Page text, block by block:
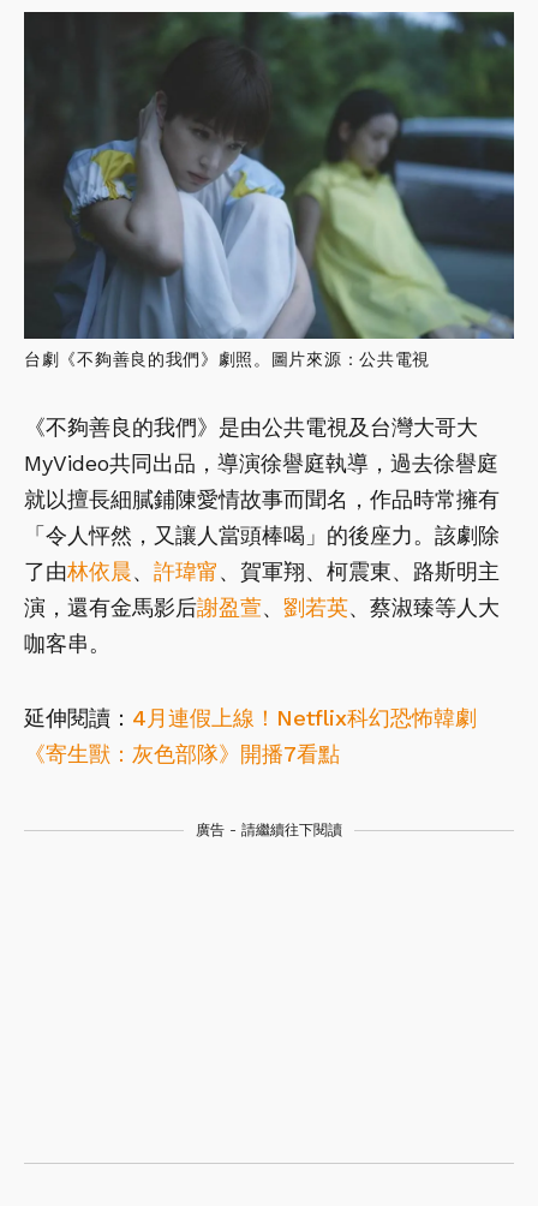
台劇《不夠善良的我們》劇照。圖片來源：公共電視
《不夠善良的我們》是由公共電視及台灣大哥大
MyVideo共同出品，導演徐譽庭執導，過去徐譽庭
就以擅長細膩鋪陳愛情故事而聞名，作品時常擁有
「令人怦然，又讓人當頭棒喝」的後座力。該劇除
了由林依晨、 許瑋甯、賀軍翔、柯震東、路斯明主
演，還有金馬影后謝盈萱、 劉若英、蔡淑臻等人大
咖客串。
延伸閱讀： 4月連假上線！Netflix科幻恐怖韓劇
《寄生獸：灰色部隊》開播7看點
廣告 - 請繼續往下閱讀